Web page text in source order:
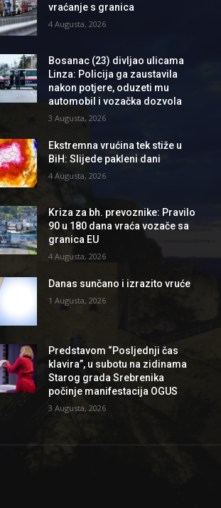
vraćanje s granica
4 Augusta, 2026
Bosanac (23) divljao ulicama
Linza: Policija ga zaustavila
nakon potjere, oduzeti mu
automobil i vozačka dozvola
3 Augusta, 2026
Ekstremna vrućina tek stiže u
BiH: Slijede pakleni dani
4 Augusta, 2026
Kriza za bh. prevoznike: Pravilo
90 u 180 dana vraća vozače sa
granica EU
4 Augusta, 2026
Danas sunčano i izrazito vruće
1 Augusta, 2026
Predstavom “Posljednji čas
klavira”, u subotu na zidinama
Starog grada Srebrenika
počinje manifestacija OGUS
3 Augusta, 2026